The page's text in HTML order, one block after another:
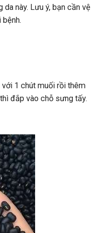
này. Lưu ý, bạn cần vệ
1 chút muối rồi thêm
đắp vào chỗ sưng tấy.